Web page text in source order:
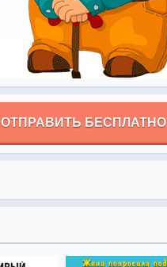
ОТПРАВИТЬ БЕСПЛАТНО